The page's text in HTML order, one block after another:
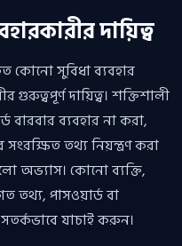
দায়িত্ব
কোনো সুবিধা ব্যবহার
দায়িত্ব। শক্তিশালী
বারবার ব্যবহার না করা,
তথ্য নিয়ন্ত্রণ করা
অভ্যাস। কোনো ব্যক্তি,
তথ্য, পাসওয়ার্ড বা
যাচাই করুন।